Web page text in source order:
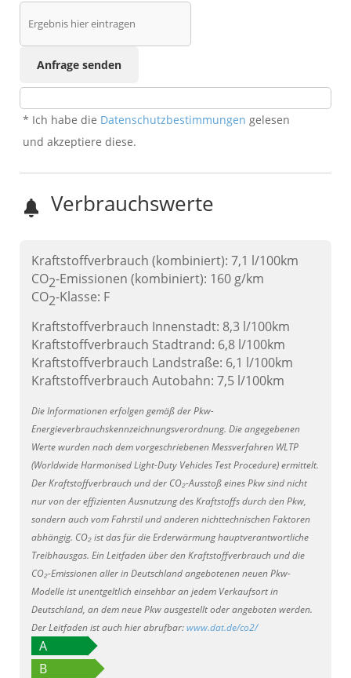
Anfrage senden
* Ich habe die Datenschutzbestimmungen gelesen
und akzeptiere diese.
Verbrauchswerte
Kraftstoffverbrauch (kombiniert): 7,1 l/100km
CO2-Emissionen (kombiniert): 160 g/km
CO2-Klasse: F
Kraftstoffverbrauch Innenstadt: 8,3 l/100km
Kraftstoffverbrauch Stadtrand: 6,8 l/100km
Kraftstoffverbrauch Landstraße: 6,1 l/100km
Kraftstoffverbrauch Autobahn: 7,5 l/100km
Die Informationen erfolgen gemäß der Pkw-
Energieverbrauchskennzeichnungsverordnung. Die angegebenen
Werte wurden nach dem vorgeschriebenen Messverfahren WLTP
(Worldwide Harmonised Light-Duty Vehicles Test Procedure) ermittelt.
Der Kraftstoffverbrauch und der CO₂-Ausstoß eines Pkw sind nicht
nur von der effizienten Ausnutzung des Kraftstoffs durch den Pkw,
sondern auch vom Fahrstil und anderen nichttechnischen Faktoren
abhängig. CO₂ ist das für die Erderwärmung hauptverantwortliche
Treibhausgas. Ein Leitfaden über den Kraftstoffverbrauch und die
CO₂-Emissionen aller in Deutschland angebotenen neuen Pkw-
Modelle ist unentgeltlich einsehbar an jedem Verkaufsort in
Deutschland, an dem neue Pkw ausgestellt oder angeboten werden.
Der Leitfaden ist auch hier abrufbar:www.dat.de/co2/
A
B